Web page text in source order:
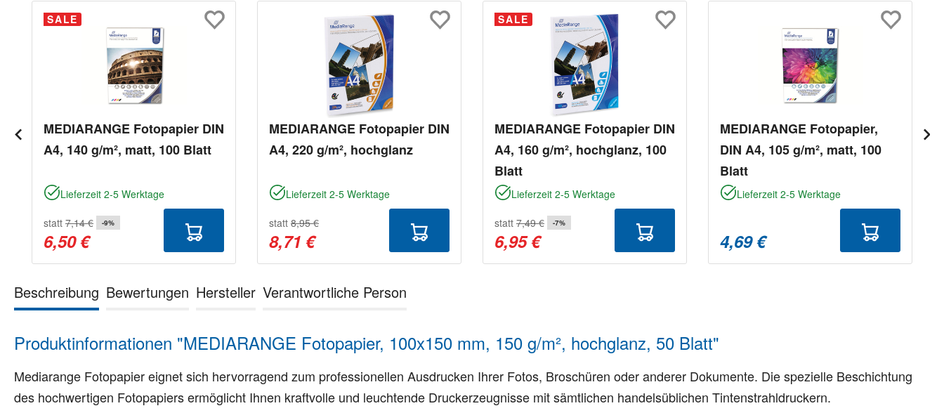
Produktgalerie überspringen
SALE
MEDIARANGE Fotopapier DIN
A4, 140 g/m², matt, 100 Blatt
Lieferzeit 2-5 Werktage
statt 7,14 € -9%
6,50 €
MEDIARANGE Fotopapier DIN
A4, 220 g/m², hochglanz
Lieferzeit 2-5 Werktage
statt 8,95 €
8,71 €
SALE
MEDIARANGE Fotopapier DIN
A4, 160 g/m², hochglanz, 100
Blatt
Lieferzeit 2-5 Werktage
statt 7,49 € -7%
6,95 €
MEDIARANGE Fotopapier,
DIN A4, 105 g/m², matt, 100
Blatt
Lieferzeit 2-5 Werktage
4,69 €
Beschreibung Bewertungen Hersteller Verantwortliche Person
Produktinformationen "MEDIARANGE Fotopapier, 100x150 mm, 150 g/m², hochglanz, 50 Blatt"
Mediarange Fotopapier eignet sich hervorragend zum professionellen Ausdrucken Ihrer Fotos, Broschüren oder anderer Dokumente. Die spezielle Beschichtung
des hochwertigen Fotopapiers ermöglicht Ihnen kraftvolle und leuchtende Druckerzeugnisse mit sämtlichen handelsüblichen Tintenstrahldruckern.